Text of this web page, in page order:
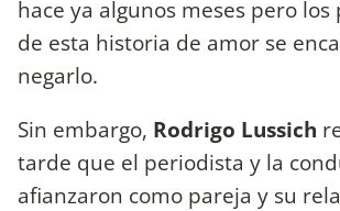
hace ya algunos meses pero
de esta historia de amor se
negarlo.
Sin embargo, Rodrigo Lussich
tarde que el periodista y la
afianzaron como pareja y su